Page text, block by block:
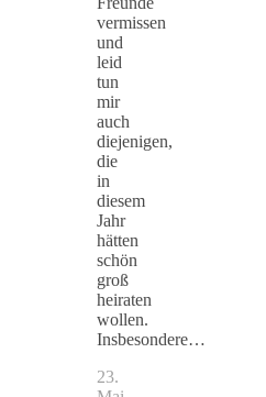
vermissen
und
leid
tun
mir
auch
diejenigen,
die
in
diesem
Jahr
hätten
schön
groß
heiraten
wollen.
Insbesondere…
23.